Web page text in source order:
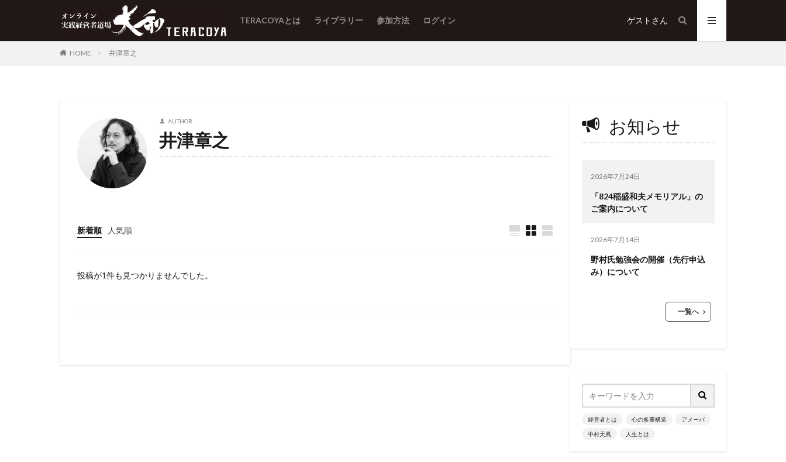
TERACOYAとは ライブラリー 参加方法 ログイン ゲスト さん
HOME 井津章之
AUTHOR
井津章之
新着順 人気順
投稿が1件も見つかりませんでした。
お知らせ
2026年7月24日
「824稲盛和夫メモリアル」の
ご案内について
2026年7月14日
野村氏勉強会の開催（先行申込
み）について
一覧へ
経営者とは 心の多重構造 アメーバ
中村天風 人生とは